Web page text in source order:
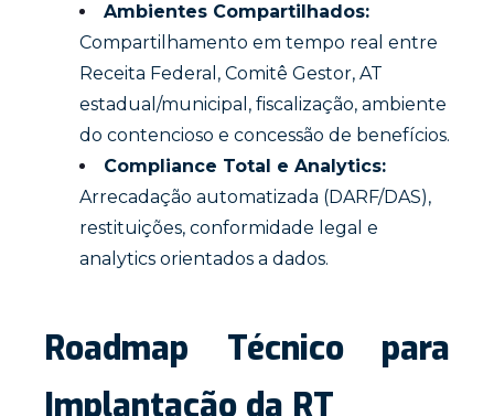
Ambientes Compartilhados:
Compartilhamento em tempo real entre
Receita Federal, Comitê Gestor, AT
estadual/municipal, fiscalização, ambiente
do contencioso e concessão de benefícios.
Compliance Total e Analytics:
Arrecadação automatizada (DARF/DAS),
restituições, conformidade legal e
analytics orientados a dados.
Roadmap Técnico para
Implantação da RT